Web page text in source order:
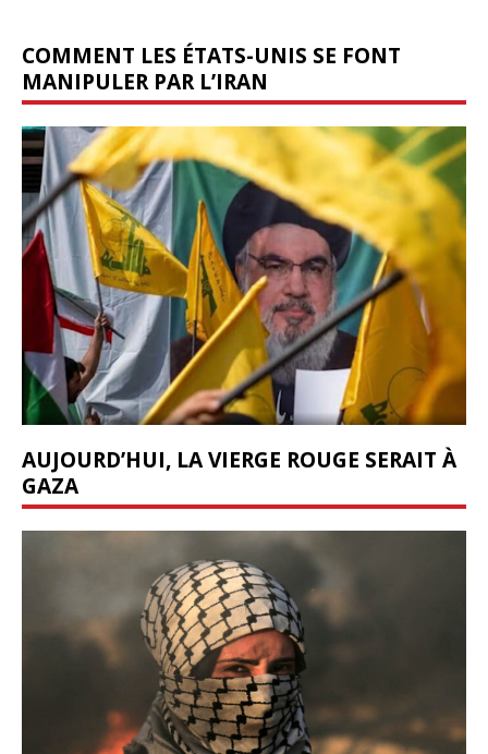
COMMENT LES ÉTATS-UNIS SE FONT
MANIPULER PAR L’IRAN
AUJOURD’HUI, LA VIERGE ROUGE SERAIT À
GAZA